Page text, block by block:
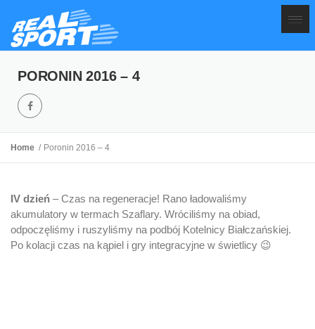
PORONIN 2016 – 4
Home Poronin 2016 – 4
IV dzień – Czas na regeneracje! Rano ładowaliśmy
akumulatory w termach Szaflary. Wróciliśmy na obiad,
odpoczęliśmy i ruszyliśmy na podbój Kotelnicy Białczańskiej.
Po kolacji czas na kąpiel i gry integracyjne w świetlicy 😉